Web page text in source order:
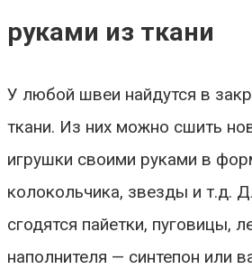
руками из ткани
У любой швеи найдутся в
ткани. Из них можно сшить
игрушки своими руками в
колокольчика, звезды и т.д.
сгодятся пайетки, пуговицы,
наполнителя — синтепон или